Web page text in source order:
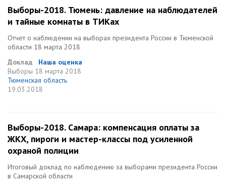
Выборы-2018. Тюмень: давление на наблюдателей
и тайные комнаты в ТИКах
Отчет о наблюдении на выборах президента России в Тюменской
области 18 марта 2018
Доклад
Наша оценка
Выборы 18 марта 2018
Тюменская область
19.03.2018
Выборы-2018. Самара: компенсация оплаты за
ЖКХ, пироги и мастер-классы под усиленной
охраной полиции
Итоговый доклад по наблюдению за выборами президента России
в Самарской области